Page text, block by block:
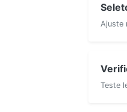
Ajuste
Teste